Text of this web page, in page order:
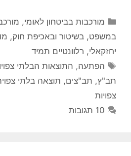
קטגוריות
מורכבות בביטחון לאומי,
במשפט, בשיטור ובאכיפת חוק,
יחזקאלי, רלוונטיים תמיד
תגיות
הפתעה, התוצאות הבלתי
תב"ץ, תב"צים, תוצאה בלתי
צפויות
10 תגובות